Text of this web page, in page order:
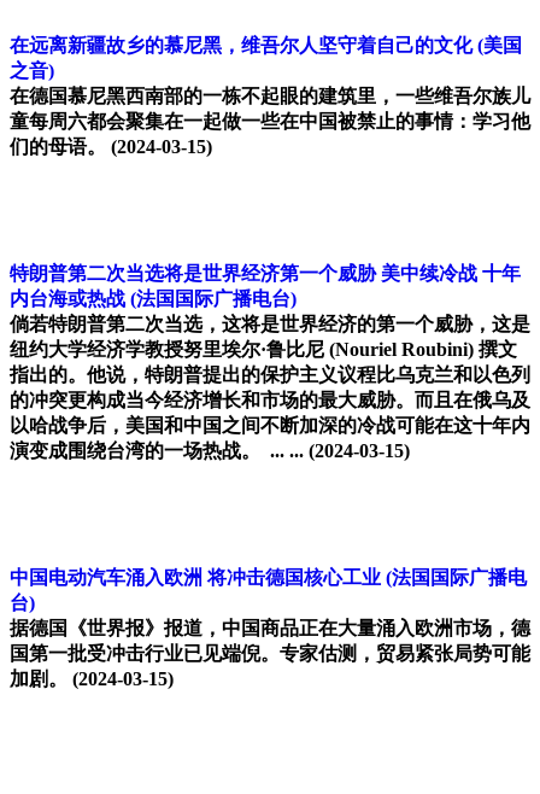
在远离新疆故乡的慕尼黑，维吾尔人坚守着自己的文化 (美国
之音)
在德国慕尼黑西南部的一栋不起眼的建筑里，一些维吾尔族儿
童每周六都会聚集在一起做一些在中国被禁止的事情：学习他
们的母语。
(2024-03-15)
特朗普第二次当选将是世界经济第一个威胁 美中续冷战 十年
内台海或热战 (法国国际广播电台)
倘若特朗普第二次当选，这将是世界经济的第一个威胁，这是
纽约大学经济学教授努里埃尔·鲁比尼 (Nouriel Roubini) 撰文
指出的。他说，特朗普提出的保护主义议程比乌克兰和以色列
的冲突更构成当今经济增长和市场的最大威胁。而且在俄乌及
以哈战争后，美国和中国之间不断加深的冷战可能在这十年内
演变成围绕台湾的一场热战。 ... ... (2024-03-15)
中国电动汽车涌入欧洲 将冲击德国核心工业 (法国国际广播电
台)
据德国《世界报》报道，中国商品正在大量涌入欧洲市场，德
国第一批受冲击行业已见端倪。专家估测，贸易紧张局势可能
加剧。 (2024-03-15)